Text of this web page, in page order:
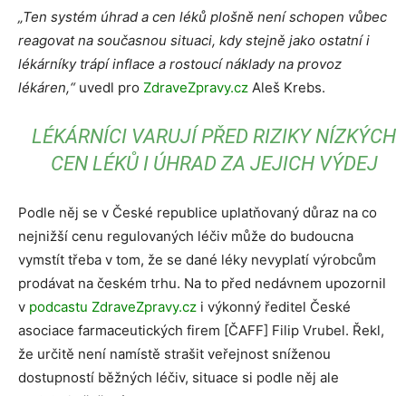
„Ten systém úhrad a cen léků plošně není schopen vůbec
reagovat na současnou situaci, kdy stejně jako ostatní i
lékárníky trápí inflace a rostoucí náklady na provoz
lékáren,“uvedl pro ZdraveZpravy.cz Aleš Krebs.
LÉKÁRNÍCI VARUJÍ PŘED RIZIKY NÍZKÝCH
CEN LÉKŮ I ÚHRAD ZA JEJICH VÝDEJ
Podle něj se v České republice uplatňovaný důraz na co
nejnižší cenu regulovaných léčiv může do budoucna
vymstít třeba v tom, že se dané léky nevyplatí výrobcům
prodávat na českém trhu. Na to před nedávnem upozornil
v podcastu ZdraveZpravy.cz i výkonný ředitel České
asociace farmaceutických firem [ČAFF] Filip Vrubel. Řekl,
že určitě není namístě strašit veřejnost sníženou
dostupností běžných léčiv, situace si podle něj ale